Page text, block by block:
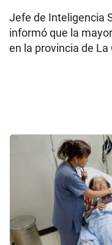
Jefe de Inteligencia
informó que la
en la provincia de La